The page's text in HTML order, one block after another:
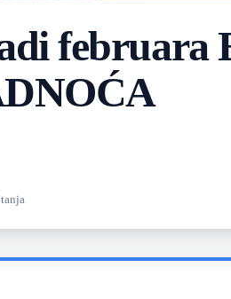
februara